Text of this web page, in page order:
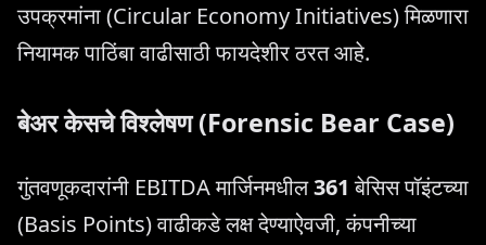
उपक्रमांना (Circular Economy Initiatives) मिळणारा
नियामक पाठिंबा वाढीसाठी फायदेशीर ठरत आहे.
बेअर केसचे विश्लेषण (Forensic Bear Case)
गुंतवणूकदारांनी EBITDA मार्जिनमधील361 बेसिस पॉइंटच्या
(Basis Points) वाढीकडे लक्ष देण्याऐवजी, कंपनीच्या